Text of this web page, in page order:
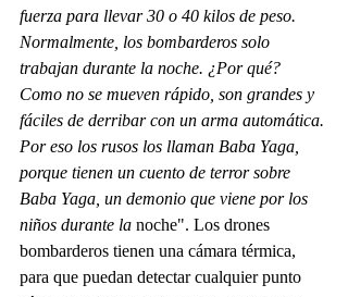
fuerza para llevar 30 o 40 kilos de peso.
Normalmente, los bombarderos solo
trabajan durante la noche. ¿Por qué?
Como no se mueven rápido, son grandes y
fáciles de derribar con un arma automática.
Por eso los rusos los llaman Baba Yaga,
porque tienen un cuento de terror sobre
Baba Yaga, un demonio que viene por los
niños durante la noche". Los drones
bombarderos tienen una cámara térmica,
para que puedan detectar cualquier punto